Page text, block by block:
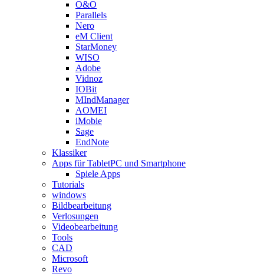
O&O
Parallels
Nero
eM Client
StarMoney
WISO
Adobe
Vidnoz
IOBit
MIndManager
AOMEI
iMobie
Sage
EndNote
Klassiker
Apps für TabletPC und Smartphone
Spiele Apps
Tutorials
windows
Bildbearbeitung
Verlosungen
Videobearbeitung
Tools
CAD
Microsoft
Revo